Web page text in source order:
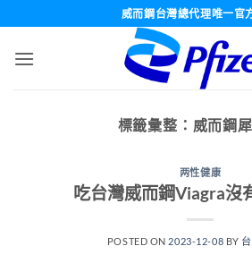
威而鋼台灣總代理唯一官
標籤彙整： 威而鋼
两性健康
吃台灣威而鋼Viagra沒
POSTED ON 2023-12-08 BY